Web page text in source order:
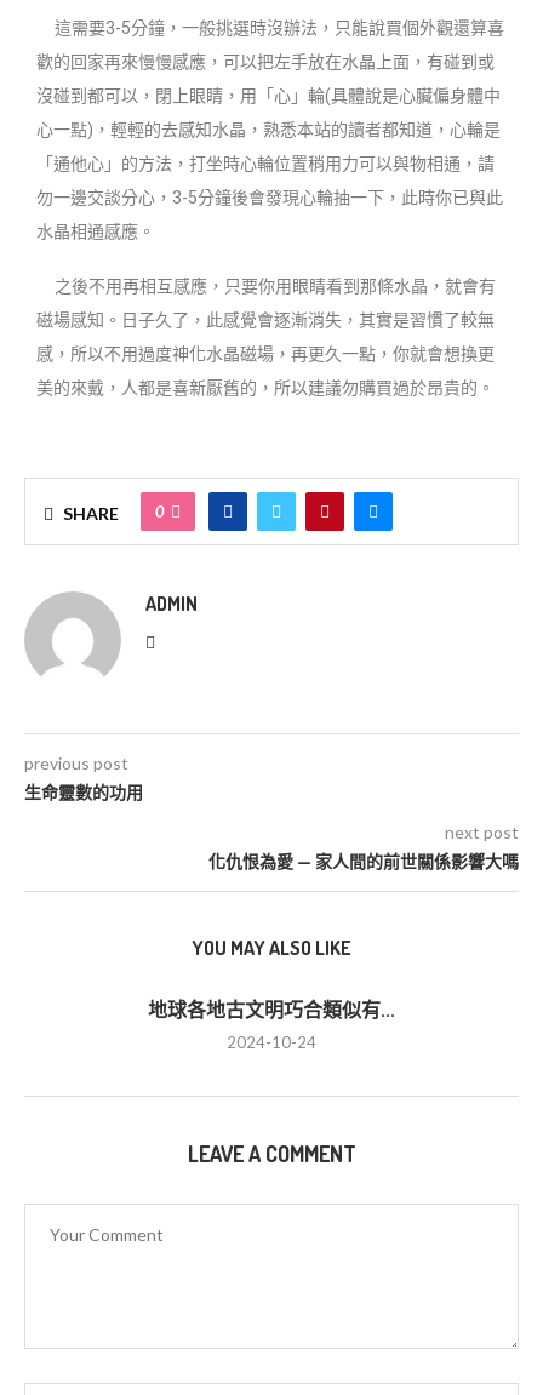
這需要3-5分鐘，一般挑選時沒辦法，只能說買個外觀還算喜
歡的回家再來慢慢感應，可以把左手放在水晶上面，有碰到或
沒碰到都可以，閉上眼睛，用「心」輪(具體說是心臟偏身體中
心一點)，輕輕的去感知水晶，熟悉本站的讀者都知道，心輪是
「通他心」的方法，打坐時心輪位置稍用力可以與物相通，請
勿一邊交談分心，3-5分鐘後會發現心輪抽一下，此時你已與此
水晶相通感應。
之後不用再相互感應，只要你用眼睛看到那條水晶，就會有
磁場感知。日子久了，此感覺會逐漸消失，其實是習慣了較無
感，所以不用過度神化水晶磁場，再更久一點，你就會想換更
美的來戴，人都是喜新厭舊的，所以建議勿購買過於昂貴的。
SHARE 0
ADMIN
previous post
生命靈數的功用
next post
化仇恨為愛 — 家人間的前世關係影響大嗎
YOU MAY ALSO LIKE
地球各地古文明巧合類似有...
2024-10-24
LEAVE A COMMENT